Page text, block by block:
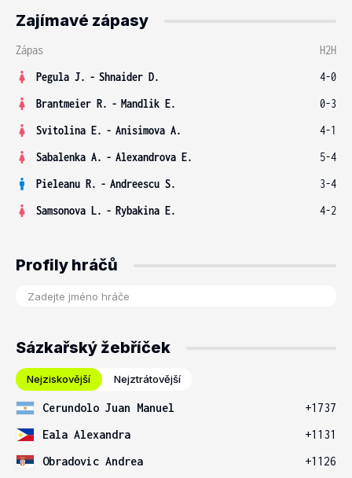
Zajímavé zápasy
Zápas
H2H
Pegula J. - Shnaider D.
4-0
Brantmeier R. - Mandlik E.
0-3
Svitolina E. - Anisimova A.
4-1
Sabalenka A. - Alexandrova E.
5-4
Pieleanu R. - Andreescu S.
3-4
Samsonova L. - Rybakina E. 4-2
Profily hráčů
Sázkařský žebříček
Nejziskovější Nejztrátovější
Cerundolo Juan Manuel
+1737
Eala Alexandra
+1131
Obradovic Andrea
+1126